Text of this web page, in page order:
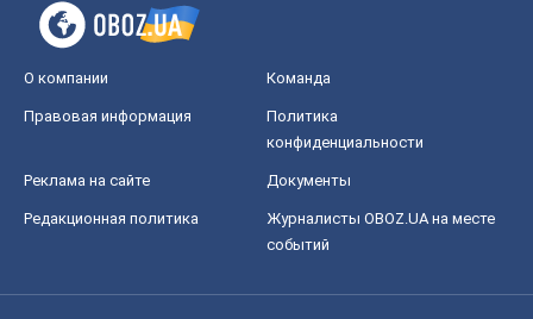
О компании Команда
Правовая информация
Политика
конфиденциальности
Реклама на сайте Документы
Редакционная политика
Журналисты OBOZ.UA на месте
событий